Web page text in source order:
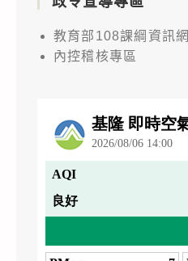
教育部108課綱資訊網
內控稽核專區